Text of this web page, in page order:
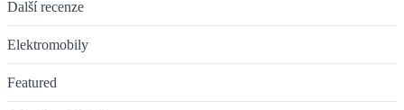
Další recenze
Elektromobily
Featured